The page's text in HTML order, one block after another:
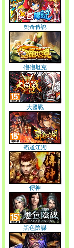
奧奇傳說
砲砲坦克
大國戰
霸道江湖
傳神
黑色陰謀